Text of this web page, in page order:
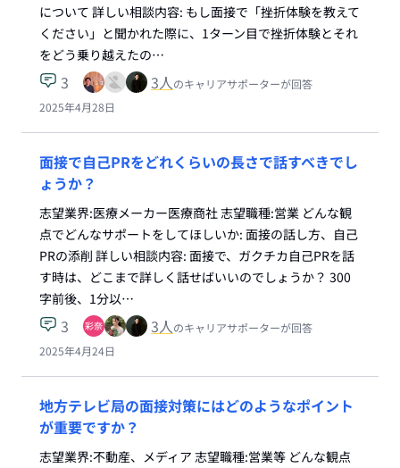
について 詳しい相談内容: もし面接で「挫折体験を教えて
ください」と聞かれた際に、1ターン目で挫折体験とそれ
をどう乗り越えたの…
3 3人のキャリアサポーターが回答
2025年4月28日
面接で自己PRをどれくらいの長さで話すべきでし
ょうか？
志望業界:医療メーカー医療商社 志望職種:営業 どんな観
点でどんなサポートをしてほしいか: 面接の話し方、自己
PRの添削 詳しい相談内容: 面接で、ガクチカ自己PRを話
す時は、どこまで詳しく話せばいいのでしょうか？ 300
字前後、1分以…
3 3人のキャリアサポーターが回答
2025年4月24日
地方テレビ局の面接対策にはどのようなポイント
が重要ですか？
志望業界:不動産、メディア 志望職種:営業等 どんな観点